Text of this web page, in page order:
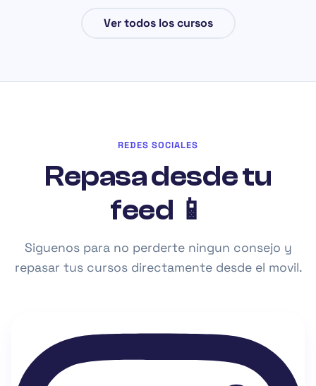
Ver todos los cursos
REDES SOCIALES
Repasa desde tu
feed 📱
Siguenos para no perderte ningun consejo y
repasar tus cursos directamente desde el movil.